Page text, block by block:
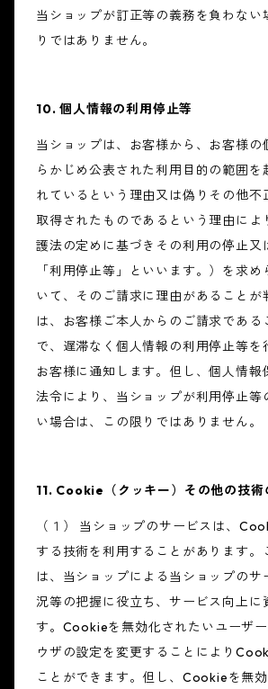
当ショップが訂正等の義務を負わない
りではありません。
10. 個人情報の利用停止等
当ショップは、お客様から、お客様の
らかじめ公表された利用目的の範囲を
れているという理由又は偽りその他不
取得されたものであるという理由によ
護法の定めに基づきその利用の停止又
「利用停止等」といいます。）を求め
いて、そのご請求に理由があることが
は、お客様ご本人からのご請求である
で、遅滞なく個人情報の利用停止等を
お客様に通知します。但し、個人情報
法令により、当ショップが利用停止等
い場合は、この限りではありません。
11. Cookie（クッキー）その他の技術
（１） 当ショップのサービスは、
する技術を利用することがあります。
は、当ショップによる当ショップのサ
況等の把握に役立ち、サービス向上に
す。Cookieを無効化されたいユーザ
ウザの設定を変更することにより
ことができます。但し、Cookieを無